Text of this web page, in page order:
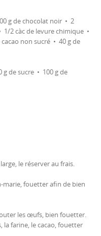
g de chocolat noir • 2
2 càc de levure chimique •
non sucré • 40 g de
g de sucre • 100 g de
le réserver au frais.
marie, fouetter afin de bien
les œufs, bien fouetter.
la farine, le cacao, fouetter